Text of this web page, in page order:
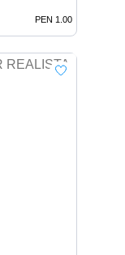
PEN 1.00